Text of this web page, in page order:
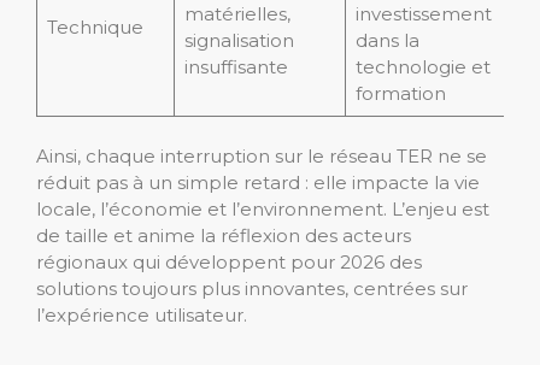
Technique
matérielles,
signalisation
insuffisante
investissement
dans la
technologie et
formation
Ainsi, chaque interruption sur le réseau TER ne se
réduit pas à un simple retard : elle impacte la vie
locale, l’économie et l’environnement. L’enjeu est
de taille et anime la réflexion des acteurs
régionaux qui développent pour 2026 des
solutions toujours plus innovantes, centrées sur
l’expérience utilisateur.